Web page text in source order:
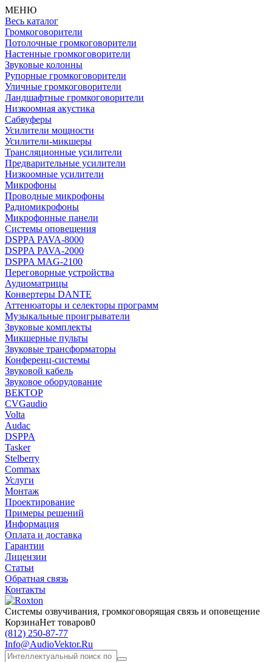
МЕНЮ
Весь каталог
Громкоговорители
Потолочные громкоговорители
Настенные громкоговорители
Звуковые колонны
Рупорные громкоговорители
Уличные громкоговорители
Ландшафтные громкоговорители
Низкоомная акустика
Сабвуферы
Усилители мощности
Усилители-микшеры
Трансляционные усилители
Предварительные усилители
Низкоомные усилители
Микрофоны
Проводные микрофоны
Радиомикрофоны
Микрофонные панели
Системы оповещения
DSPPA PAVA-8000
DSPPA PAVA-2000
DSPPA MAG-2100
Переговорные устройства
Аудиоматрицы
Конвертеры DANTE
Аттенюаторы и селекторы программ
Музыкальные проигрыватели
Звуковые комплекты
Микшерные пульты
Звуковые трансформаторы
Конференц-системы
Звуковой кабель
Звуковое оборудование
ВЕКТОР
CVGaudio
Volta
Audac
DSPPA
Tasker
Stelberry
Commax
Услуги
Монтаж
Проектирование
Примеры решений
Информация
Оплата и доставка
Гарантии
Лицензии
Статьи
Обратная связь
Контакты
Системы озвучивания, громкоговорящая связь и оповещение
КорзинаНет товаров0
(812) 250-87-77
Info@AudioVektor.Ru